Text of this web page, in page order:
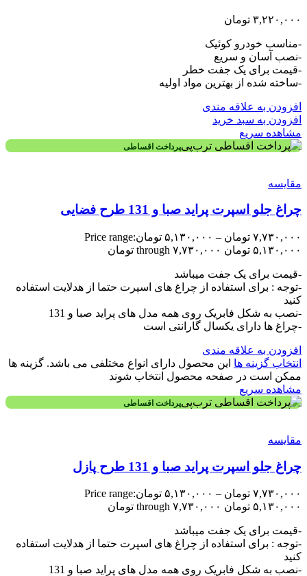
۳,۲۲۰,۰۰۰ تومان
-مناسب خودرو کوئیک
-نصب آسان و سریع
-قیمت برای یک جفت خطر
-ساخته شده از بهترین مواد اولیه
افزودن به علاقه مندی
افزودن به سبد خرید
مشاهده سریع
پرداخت اقساطی
مقایسه
چراغ جلو اسپرت پراید صبا و 131 طرح فضایی
۷,۷۳۰,۰۰۰ تومان – ۵,۱۳۰,۰۰۰ تومانPrice range:
۵,۱۳۰,۰۰۰ تومان through ۷,۷۳۰,۰۰۰ تومان
-قیمت برای یک جفت میباشد
-توجه : برای استفاده از چراغ های اسپرت حتما از هدلایت استفاده
کنید
-نصب به شکل فابریک روی همه مدل های پراید صبا و 131
-چراغ ها دارای یکسال گارانتی است
افزودن به علاقه مندی
انتخاب گزینه ها این محصول دارای انواع مختلفی می باشد. گزینه ها
ممکن است در صفحه محصول انتخاب شوند
مشاهده سریع
پرداخت اقساطی
مقایسه
چراغ جلو اسپرت پراید صبا و 131 طرح پازل
۷,۷۳۰,۰۰۰ تومان – ۵,۱۳۰,۰۰۰ تومانPrice range:
۵,۱۳۰,۰۰۰ تومان through ۷,۷۳۰,۰۰۰ تومان
-قیمت برای یک جفت میباشد
-توجه : برای استفاده از چراغ های اسپرت حتما از هدلایت استفاده
کنید
-نصب به شکل فابریک روی همه مدل های پراید صبا و 131